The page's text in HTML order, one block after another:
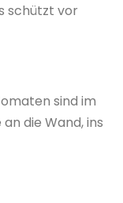
schützt vor
sind im
die Wand, ins